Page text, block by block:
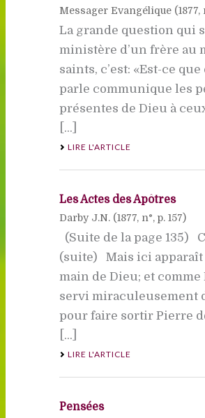
Messager Evangélique (1877,
La grande question qui
ministère d’un frère au
saints, c’est: «Est-ce
parle communique les
présentes de Dieu à
[...]
LIRE L'ARTICLE
Les Actes des Apôtres
Darby J.N. (1877, n°, p. 157)
(Suite de la page 135)
(suite) Mais ici apparaît
main de Dieu; et comme
servi miraculeusement
pour faire sortir Pierre
[...]
LIRE L'ARTICLE
Pensées